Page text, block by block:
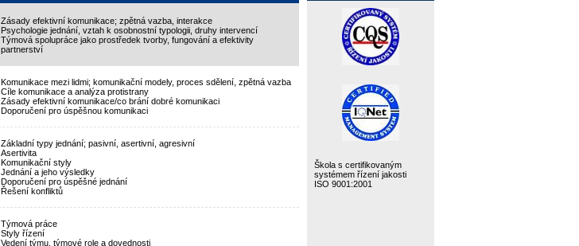
Zásady efektivní komunikace; zpětná vazba, interakce
Psychologie jednání, vztah k osobnostní typologii, druhy intervencí
Týmová spolupráce jako prostředek tvorby, fungování a efektivity
partnerství
Komunikace mezi lidmi; komunikační modely, proces sdělení, zpětná vazba
Cíle komunikace a analýza protistrany
Zásady efektivní komunikace/co brání dobré komunikaci
Doporučení pro úspěšnou komunikaci
Základní typy jednání; pasivní, asertivní, agresivní
Asertivita
Komunikační styly
Jednání a jeho výsledky
Doporučení pro úspěšné jednání
Řešení konfliktů
Týmová práce
Styly řízení
Vedení týmu, týmové role a dovednosti
Škola s certifikovaným
systémem řízení jakosti
ISO 9001:2001